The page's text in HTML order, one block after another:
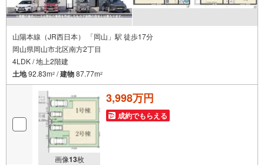
山陽本線（JR西日本） 「岡山」駅 徒歩17分
岡山県岡山市北区南方2丁目
4LDK / 地上2階建
土地92.83m2 /建物87.77m2
画像13枚
3,998万円
成約でもらえる